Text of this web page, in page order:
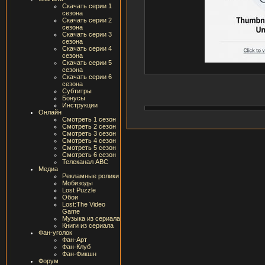
Скачать серии 1
сезона
Скачать серии 2
сезона
Скачать серии 3
сезона
Скачать серии 4
сезона
Скачать серии 5
сезона
Скачать серии 6
сезона
Субтитры
Бонусы
Инструкции
Онлайн
Смотреть 1 сезон
Смотреть 2 сезон
Смотреть 3 сезон
Смотреть 4 сезон
Смотреть 5 сезон
Смотреть 6 сезон
Телеканал ABC
Медиа
Рекламные ролики
Мобизоды
Lost Puzzle
Обои
Lost:The Video
Game
Музыка из сериала
Книги из сериала
Фан-уголок
Фан-Арт
Фан-Клуб
Фан-Фикшн
Форум